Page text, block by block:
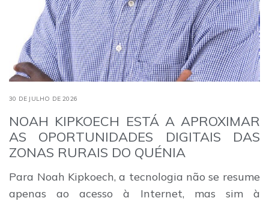
30 DE JULHO DE 2026
NOAH KIPKOECH ESTÁ A APROXIMAR
AS OPORTUNIDADES DIGITAIS DAS
ZONAS RURAIS DO QUÉNIA
Para Noah Kipkoech, a tecnologia não se resume
apenas ao acesso à Internet, mas sim à